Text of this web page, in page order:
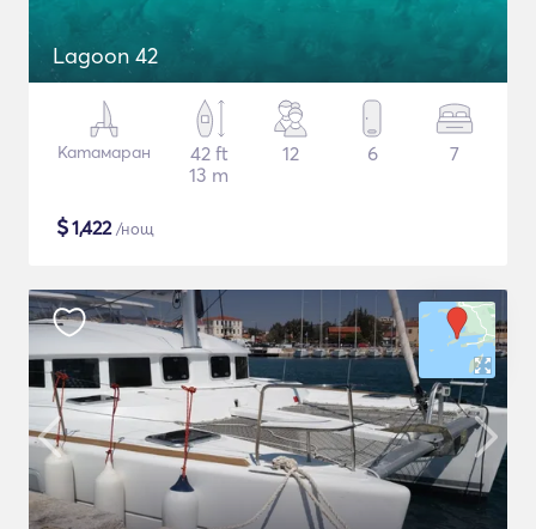
Lagoon 42
Катамаран
42 ft
13 m
12 6 7
$1,422/нощ